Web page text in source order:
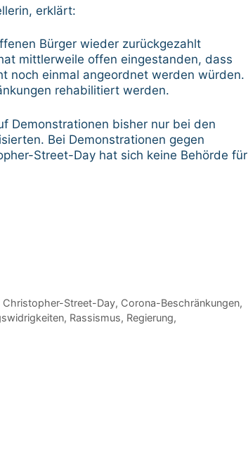
erklärt:
Bürger wieder zurückgezahlt
mittlerweile offen eingestanden, dass
noch einmal angeordnet werden würden.
rehabilitiert werden.
Demonstrationen bisher nur bei den
Bei Demonstrationen gegen
Street-Day hat sich keine Behörde für
Christopher-Street-Day, Corona-Beschränkungen,
, Rassismus, Regierung,